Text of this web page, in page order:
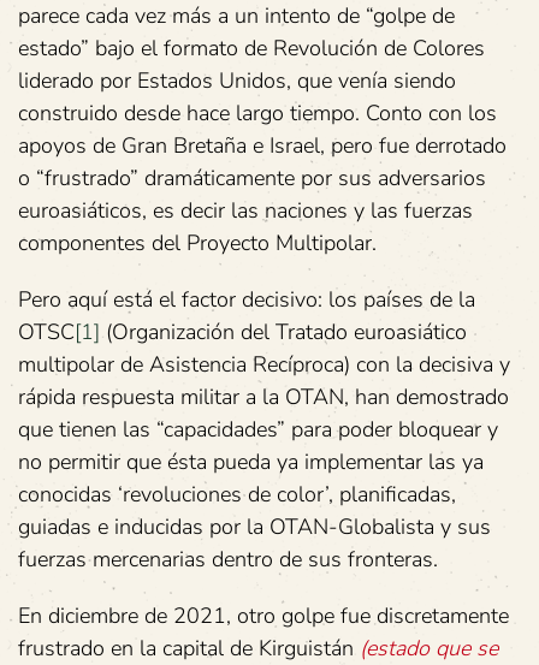
parece cada vez más a un intento de “golpe de
estado” bajo el formato de Revolución de Colores
liderado por Estados Unidos, que venía siendo
construido desde hace largo tiempo. Conto con los
apoyos de Gran Bretaña e Israel, pero fue derrotado
o “frustrado” dramáticamente por sus adversarios
euroasiáticos, es decir las naciones y las fuerzas
componentes del Proyecto Multipolar.
Pero aquí está el factor decisivo: los países de la
OTSC[1](Organización del Tratado euroasiático
multipolar de Asistencia Recíproca) con la decisiva y
rápida respuesta militar a la OTAN, han demostrado
que tienen las “capacidades” para poder bloquear y
no permitir que ésta pueda ya implementar las ya
conocidas ‘revoluciones de color’, planificadas,
guiadas e inducidas por la OTAN-Globalista y sus
fuerzas mercenarias dentro de sus fronteras.
En diciembre de 2021, otro golpe fue discretamente
frustrado en la capital de Kirguistán (estado que se